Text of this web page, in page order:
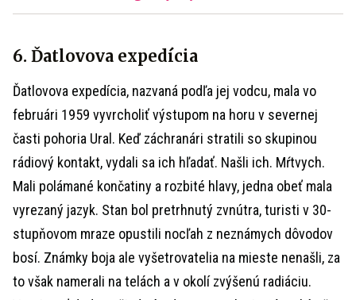
6. Ďatlovova expedícia
Ďatlovova expedícia, nazvaná podľa jej vodcu, mala vo
februári 1959 vyvrcholiť výstupom na horu v severnej
časti pohoria Ural. Keď záchranári stratili so skupinou
rádiový kontakt, vydali sa ich hľadať. Našli ich. Mŕtvych.
Mali polámané končatiny a rozbité hlavy, jedna obeť mala
vyrezaný jazyk. Stan bol pretrhnutý zvnútra, turisti v 30-
stupňovom mraze opustili nocľah z neznámych dôvodov
bosí. Známky boja ale vyšetrovatelia na mieste nenašli, za
to však namerali na telách a v okolí zvýšenú radiáciu.